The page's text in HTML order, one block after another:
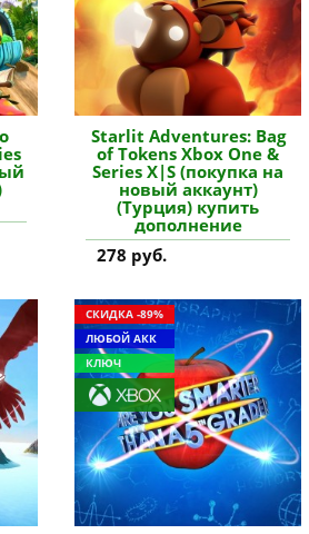
Starlit Adventures: Bag
of Tokens Xbox One &
Series X|S (покупка на
новый аккаунт)
(Турция) купить
дополнение
278 руб.
СКИДКА -89%
ЛЮБОЙ АКК
КЛЮЧ